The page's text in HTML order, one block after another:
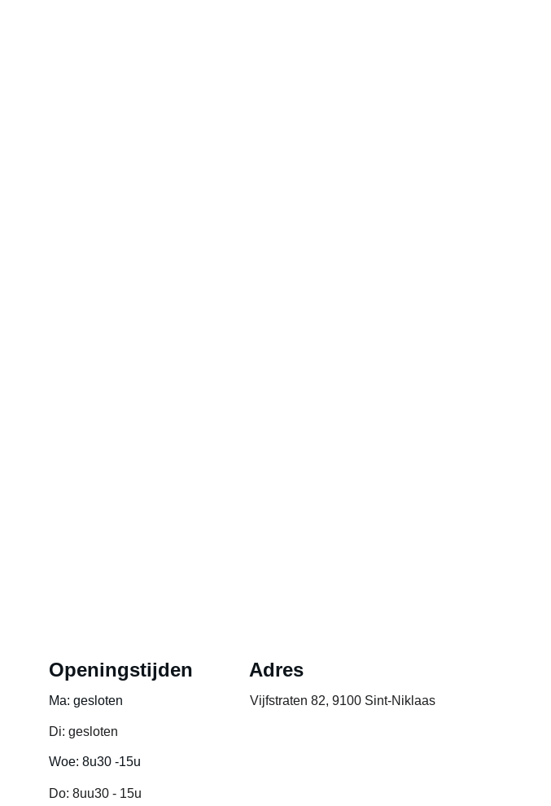
Openingstijden
Ma: gesloten
Di: gesloten
Woe: 8u30 -15u
Do: 8uu30 - 15u
Adres
Vijfstraten 82, 9100 Sint-Niklaas